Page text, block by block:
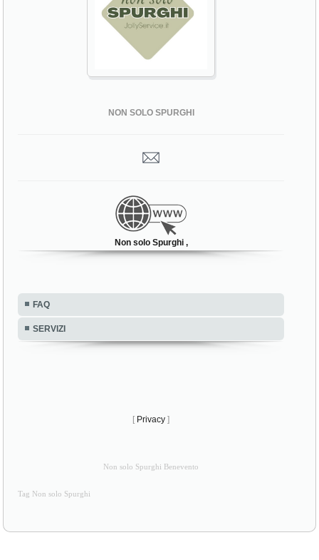
NON SOLO SPURGHI
Non solo Spurghi ,
FAQ
SERVIZI
[ Privacy ]
Non solo Spurghi Benevento
Tag Non solo Spurghi